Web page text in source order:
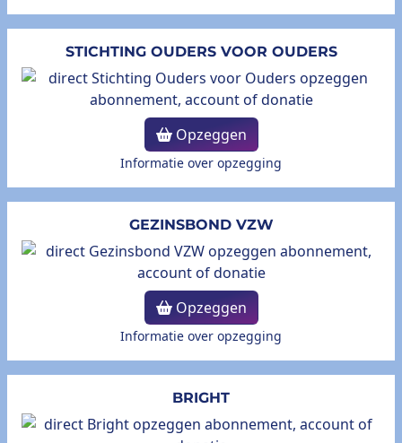
STICHTING OUDERS VOOR OUDERS
Opzeggen
Informatie over opzegging
GEZINSBOND VZW
Opzeggen
Informatie over opzegging
BRIGHT